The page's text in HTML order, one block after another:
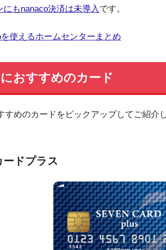
にもnanaco決済は未導入 です。
使えるホームセンターまとめ
おすすめのカード
すめのカードをピックアップしてご紹介し
ードプラス